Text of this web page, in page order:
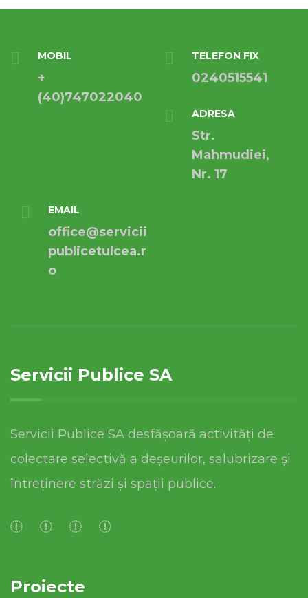
MOBIL
+
(40)747022040
TELEFON FIX
0240515541
ADRESA
Str.
Mahmudiei,
Nr. 17
EMAIL
office@servicii
publicetulcea.r
o
Servicii Publice SA
Servicii Publice SA desfășoară activități de
colectare selectivă a deșeurilor, salubrizare și
întreținere străzi și spații publice.
Proiecte